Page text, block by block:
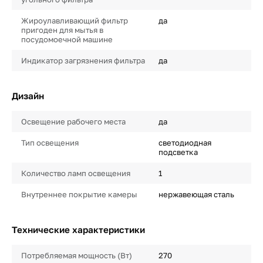
Жироулавливающий фильтр
пригоден для мытья в
посудомоечной машине
да
Индикатор загрязнения фильтра да
Дизайн
Освещение рабочего места да
Тип освещения
светодиодная
подсветка
Количество ламп освещения 1
Внутреннее покрытие камеры нержавеющая сталь
Технические характеристики
Потребляемая мощность (Вт) 270